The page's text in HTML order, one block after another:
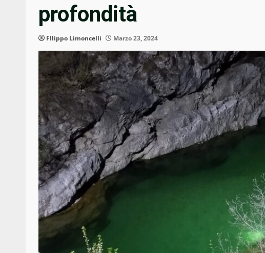
profondità
FIlippo Limoncelli Marzo 23, 2024